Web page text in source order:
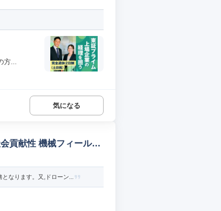
...
気になる
貢献性 機械フィールド/
なります。又,ドローン...